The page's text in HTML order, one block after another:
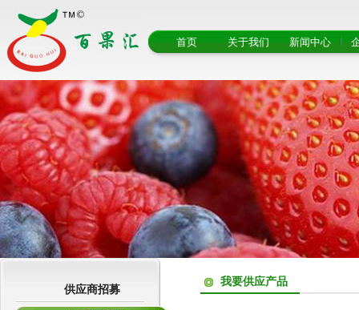
首页 关于我们 新闻中心
我要供应产品
供应商招募